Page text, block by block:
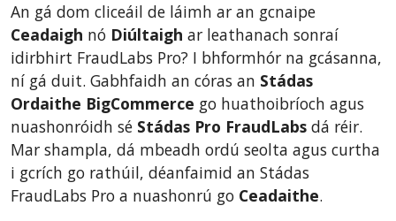
An gá dom cliceáil de láimh ar an gcnaipe
Ceadaigh nó Diúltaigh ar leathanach sonraí
idirbhirt FraudLabs Pro? I bhformhór na gcásanna,
ní gá duit. Gabhfaidh an córas an Stádas
Ordaithe BigCommerce go huathoibríoch agus
nuashonróidh sé Stádas Pro FraudLabs dá réir.
Mar shampla, dá mbeadh ordú seolta agus curtha
i gcrích go rathúil, déanfaimid an Stádas
FraudLabs Pro a nuashonrú go Ceadaithe.